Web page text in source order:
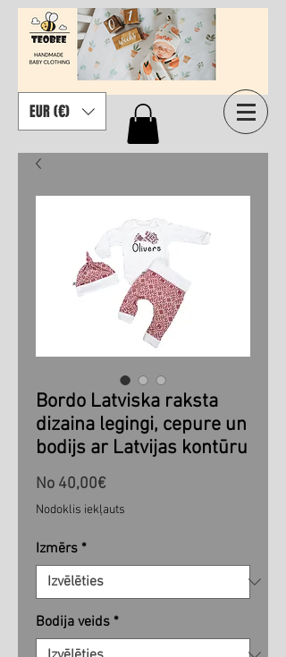
EUR (€)
Bordo Latviska raksta
dizaina legingi, cepure un
bodijs ar Latvijas kontūru
No 40,00€Izpārdošanas
cena
Nodoklis iekļauts
Izmērs *
Bodija veids *